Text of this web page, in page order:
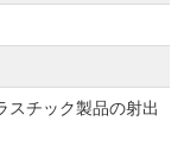
スチック製品の射出